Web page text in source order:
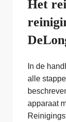
Het
In de
alle
apparaat